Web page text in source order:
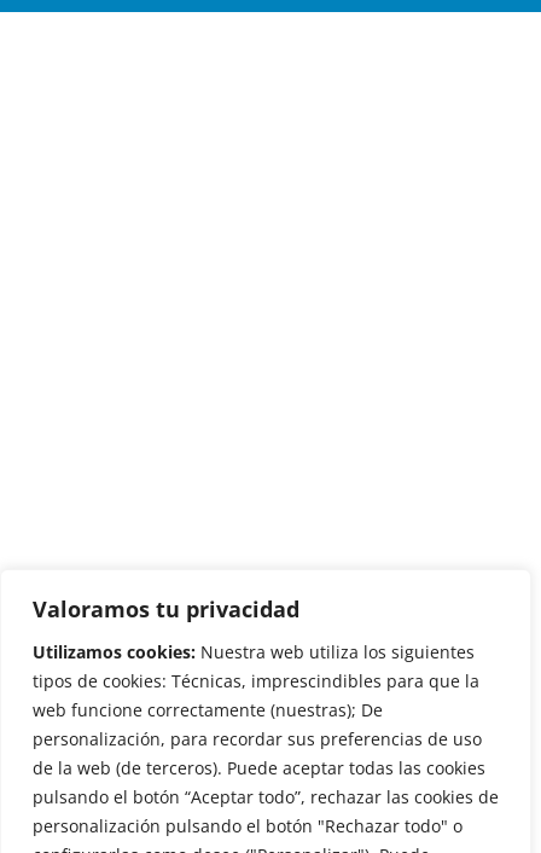
Valoramos tu privacidad
Utilizamos cookies: Nuestra web utiliza los siguientes
tipos de cookies: Técnicas, imprescindibles para que la
web funcione correctamente (nuestras); De
personalización, para recordar sus preferencias de uso
de la web (de terceros). Puede aceptar todas las cookies
pulsando el botón “Aceptar todo”, rechazar las cookies de
personalización pulsando el botón "Rechazar todo" o